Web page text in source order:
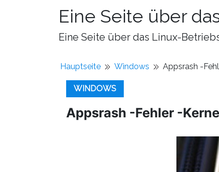
Eine Seite über
Eine Seite über das Linux-
Hauptseite Windows Appsrash -
WINDOWS
Appsrash -Fehler -